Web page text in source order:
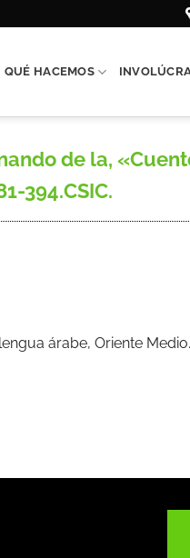
QUÉ HACEMOS
de la,
394.CSIC.
árabe, Oriente